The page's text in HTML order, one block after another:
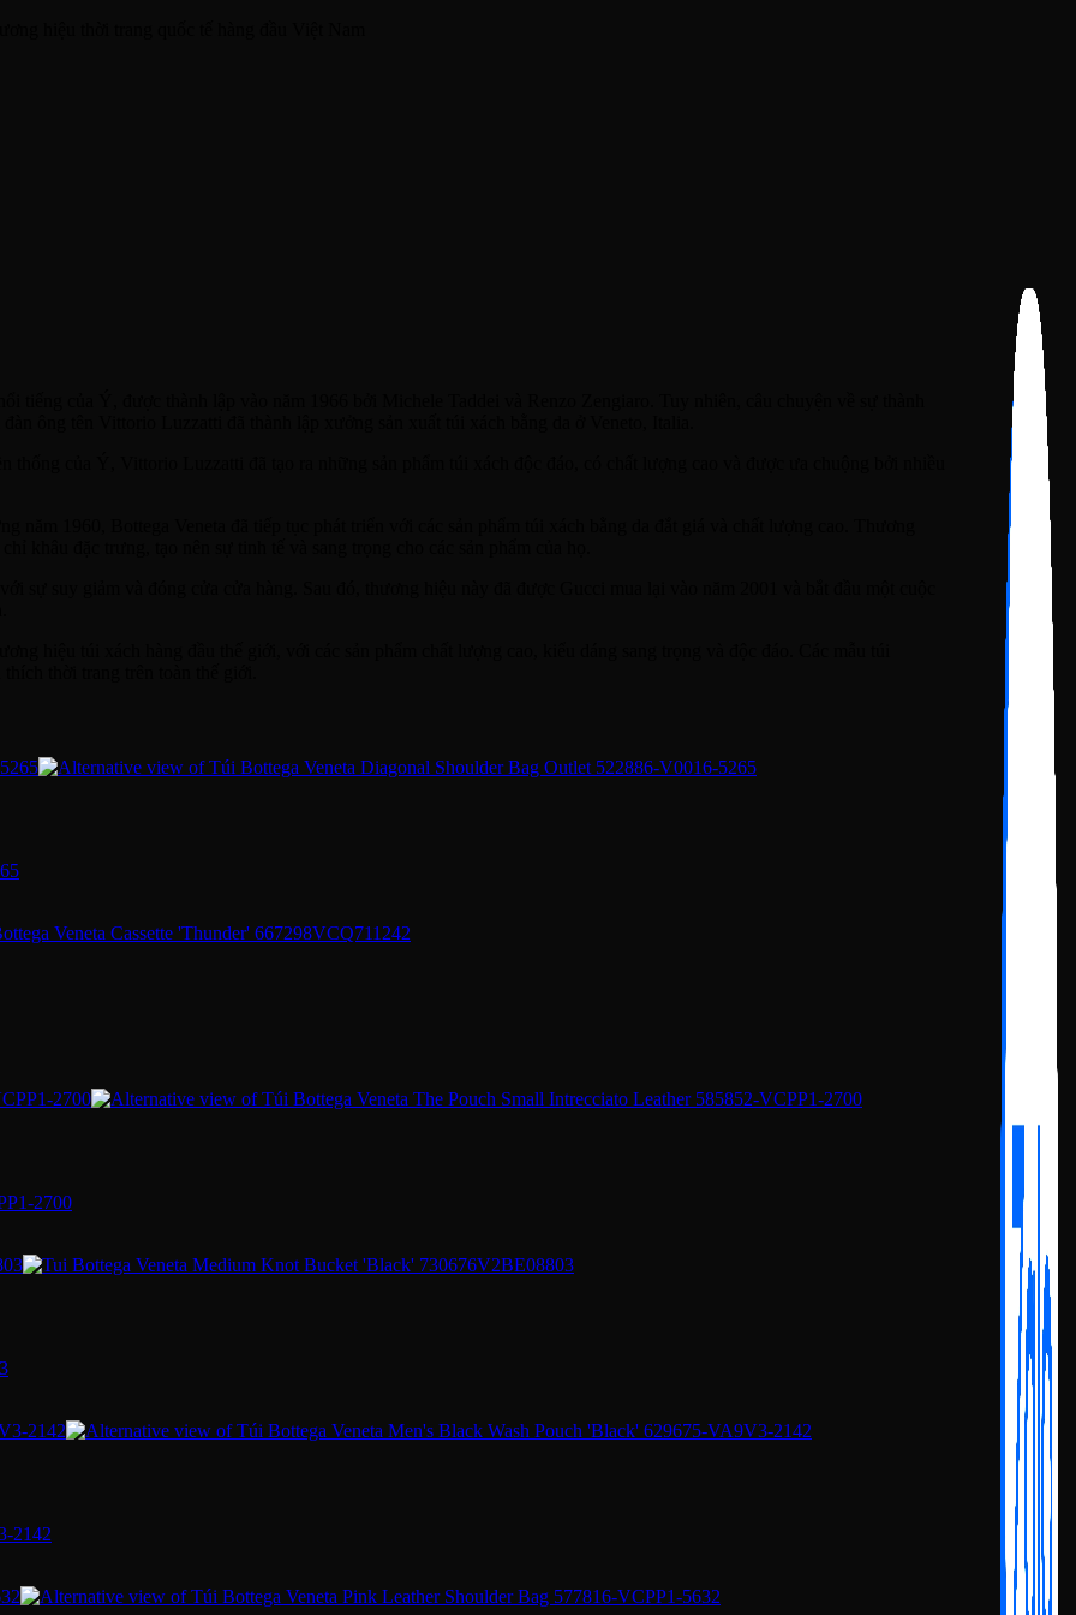
tiếng của Ý, được thành lập vào năm 1966 bởi Michele Taddei và Renzo Zengiaro. Tuy nhiên, câu chuyện về sự thành
ông tên Vittorio Luzzatti đã thành lập xưởng sản xuất túi xách bằng da ở Veneto, Italia.
thống của Ý, Vittorio Luzzatti đã tạo ra những sản phẩm túi xách độc đáo, có chất lượng cao và được ưa chuộng bởi nhiều
năm 1960, Bottega Veneta đã tiếp tục phát triển với các sản phẩm túi xách bằng da đắt giá và chất lượng cao. Thương
khâu đặc trưng, tạo nên sự tinh tế và sang trọng cho các sản phẩm của họ.
sự suy giảm và đóng cửa cửa hàng. Sau đó, thương hiệu này đã được Gucci mua lại vào năm 2001 và bắt đầu một cuộc
hiệu túi xách hàng đầu thế giới, với các sản phẩm chất lượng cao, kiểu dáng sang trọng và độc đáo. Các mẫu túi
thời trang trên toàn thế giới.
2700
2142